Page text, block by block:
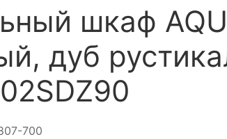
шкаф
дуб
700